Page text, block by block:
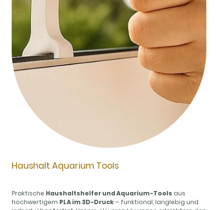
Haushalt Aquarium Tools
Praktische Haushaltshelfer und Aquarium-Tools aus
hochwertigem PLA im 3D-Druck– funktional, langlebig und